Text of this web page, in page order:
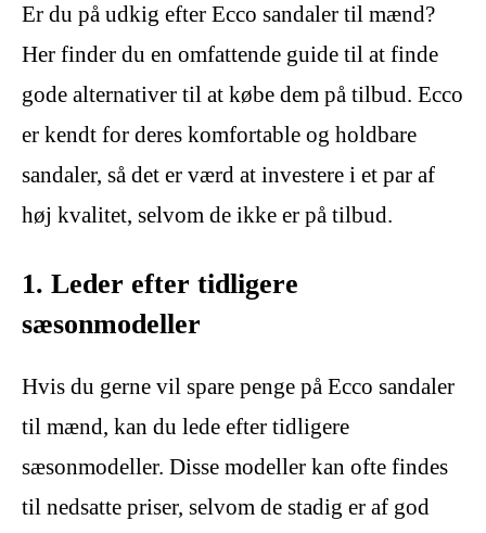
Er du på udkig efter Ecco sandaler til mænd?
Her finder du en omfattende guide til at finde
gode alternativer til at købe dem på tilbud. Ecco
er kendt for deres komfortable og holdbare
sandaler, så det er værd at investere i et par af
høj kvalitet, selvom de ikke er på tilbud.
1. Leder efter tidligere
sæsonmodeller
Hvis du gerne vil spare penge på Ecco sandaler
til mænd, kan du lede efter tidligere
sæsonmodeller. Disse modeller kan ofte findes
til nedsatte priser, selvom de stadig er af god